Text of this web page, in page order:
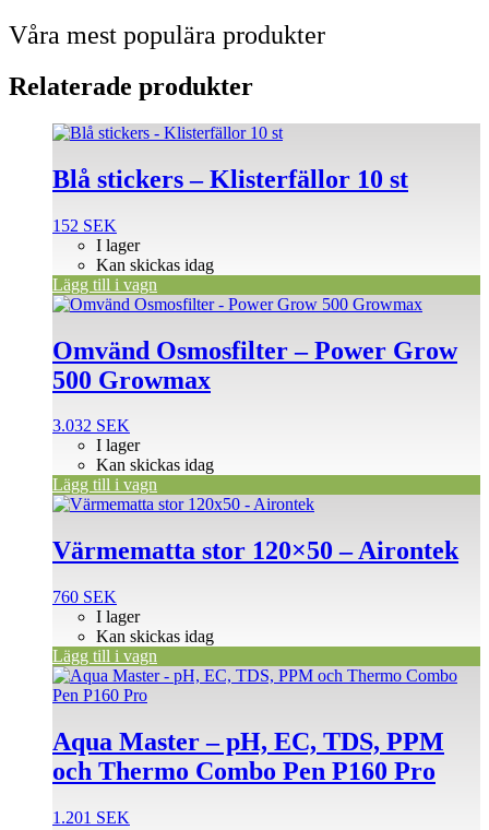
Våra mest populära produkter
Relaterade produkter
Blå stickers – Klisterfällor 10 st
152 SEK
I lager
Kan skickas idag
Lägg till i vagn
Omvänd Osmosfilter – Power Grow
500 Growmax
3.032 SEK
I lager
Kan skickas idag
Lägg till i vagn
Värmematta stor 120×50 – Airontek
760 SEK
I lager
Kan skickas idag
Lägg till i vagn
Aqua Master – pH, EC, TDS, PPM
och Thermo Combo Pen P160 Pro
1.201 SEK